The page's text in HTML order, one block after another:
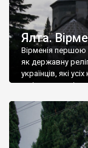
Ялта.
Вірменія першою
як державну
українців, які
є відданими